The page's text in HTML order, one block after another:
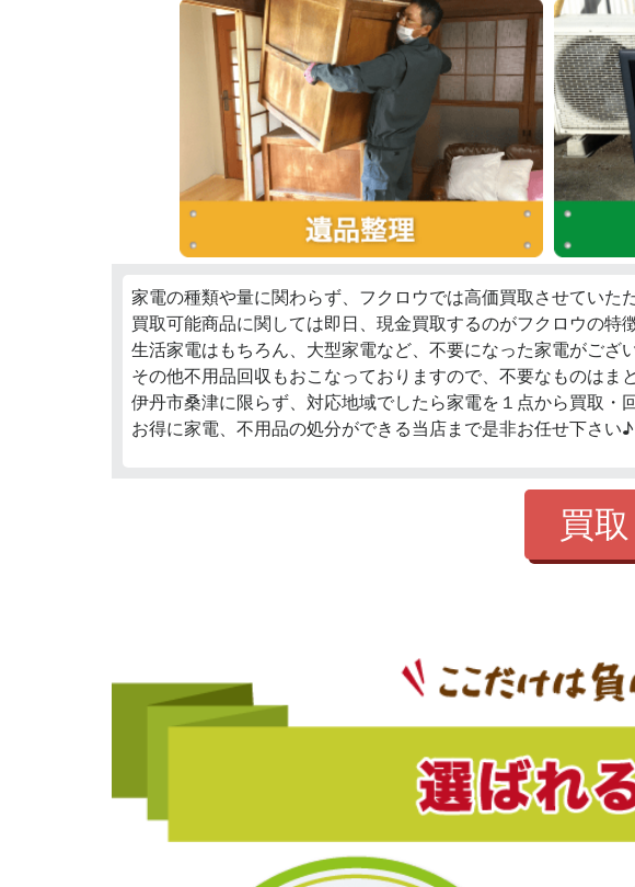
家電の種類や量に関わらず、フクロウでは高価買取させていただ
買取可能商品に関しては即日、現金買取するのがフクロウの特徴
生活家電はもちろん、大型家電など、不要になった家電がござ
その他不用品回収もおこなっておりますので、不要なものはま
伊丹市桑津に限らず、対応地域でしたら家電を１点から買取・
お得に家電、不用品の処分ができる当店まで是非お任せ下さい♪
買